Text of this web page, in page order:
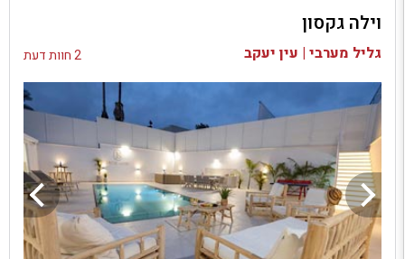
בדיקת זמינות ומחירים
וילה גקסון
גליל מערבי | עין יעקב 2 חוות דעת